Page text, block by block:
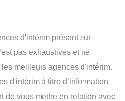
d'intérim présent sur
pas exhaustives et ne
meilleurs agences d'intérim.
d'intérim à titre d’information
de vous mettre en relation avec